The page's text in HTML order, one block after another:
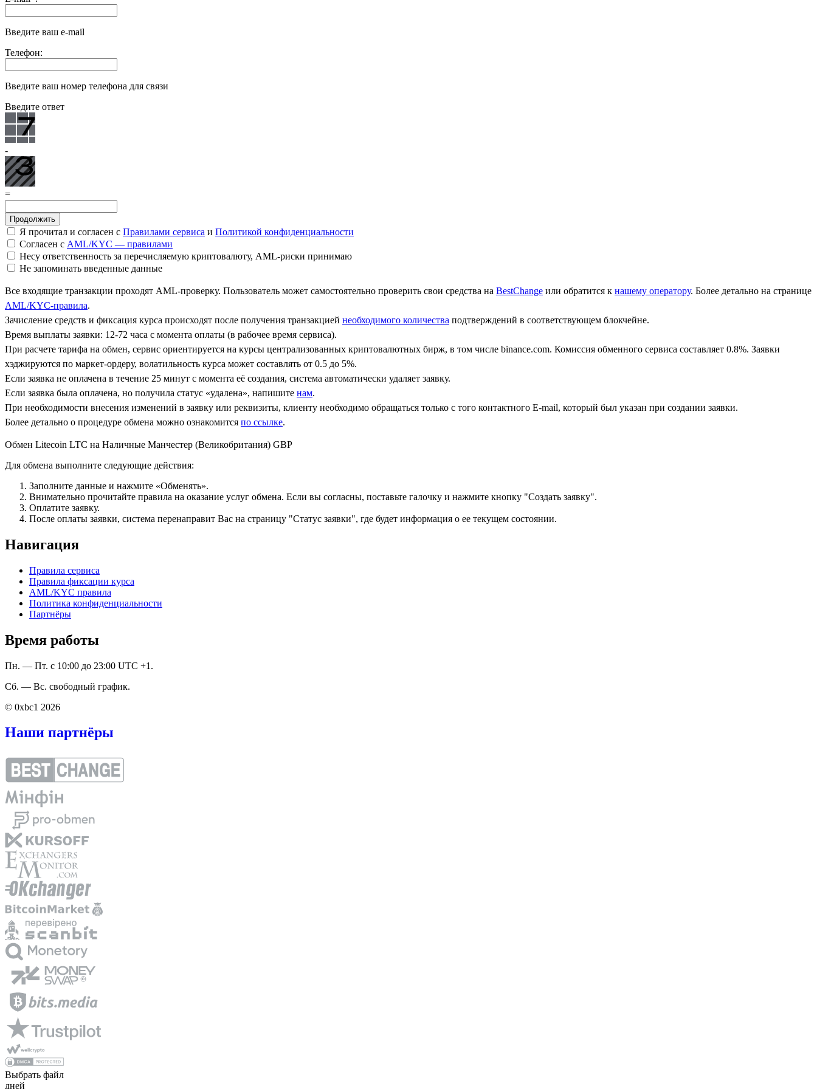
Введите ваш e-mail
Телефон:
Введите ваш номер телефона для связи
Введите ответ
-
=
Я прочитал и согласен с Правилами сервиса и Политикой конфиденциальности
Согласен с AML/KYC — правилами
Несу ответственность за перечисляемую криптовалюту, AML-риски принимаю
Не запоминать введенные данные
Все входящие транзакции проходят AML-проверку. Пользователь может самостоятельно проверить свои средства на BestChange или обратится к нашему оператору. Более детально на странице
AML/KYC-правила.
Зачисление средств и фиксация курса происходят после получения транзакцией необходимого количества подтверждений в соответствующем блокчейне.
Время выплаты заявки: 12-72 часа с момента оплаты (в рабочее время сервиса).
При расчете тарифа на обмен, сервис ориентируется на курсы централизованных криптовалютных бирж, в том числе binance.com. Комиссия обменного сервиса составляет 0.8%. Заявки
хэджируются по маркет-ордеру, волатильность курса может составлять от 0.5 до 5%.
Если заявка не оплачена в течение 25 минут с момента её создания, система автоматически удаляет заявку.
Если заявка была оплачена, но получила статус «удалена», напишите нам.
При необходимости внесения изменений в заявку или реквизиты, клиенту необходимо обращаться только с того контактного Е-mail, который был указан при создании заявки.
Более детально о процедуре обмена можно ознакомится по ссылке.
Обмен Litecoin LTC на Наличные Манчестер (Великобритания) GBP
Для обмена выполните следующие действия:
Заполните данные и нажмите «Обменять».
Внимательно прочитайте правила на оказание услуг обмена. Если вы согласны, поставьте галочку и нажмите кнопку "Создать заявку".
Оплатите заявку.
После оплаты заявки, система перенаправит Вас на страницу "Статус заявки", где будет информация о ее текущем состоянии.
Навигация
Правила сервиса
Правила фиксации курса
AML/KYC правила
Политика конфиденциальности
Партнёры
Время работы
Пн. — Пт. с 10:00 до 23:00 UTC +1.
Сб. — Вс. свободный график.
© 0xbc1 2026
Наши партнёры
Выбрать файл
дней